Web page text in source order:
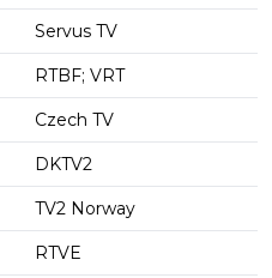
Servus TV
RTBF; VRT
Czech TV
DKTV2
TV2 Norway
RTVE